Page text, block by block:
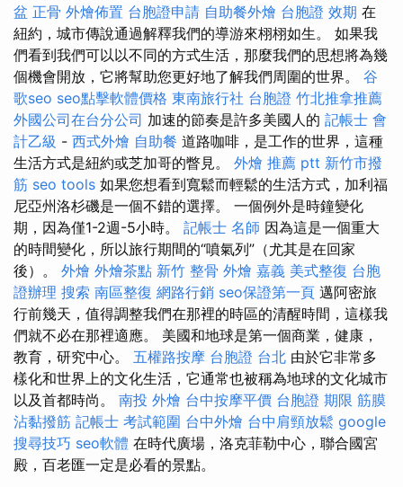
盆 正骨 外燴佈置 台胞證申請 自助餐外燴 台胞證 效期 在
紐約，城市傳說通過解釋我們的導游來栩栩如生。 如果我
們看到我們可以以不同的方式生活，那麼我們的思想將為幾
個機會開放，它將幫助您更好地了解我們周圍的世界。 谷
歌seo seo點擊軟體價格 東南旅行社 台胞證 竹北推拿推薦
外國公司在台分公司 加速的節奏是許多美國人的 記帳士 會
計乙級 - 西式外燴 自助餐 道路咖啡，是工作的世界，這種
生活方式是紐約或芝加哥的瞥見。 外燴 推薦 ptt 新竹市撥
筋 seo tools 如果您想看到寬鬆而輕鬆的生活方式，加利福
尼亞州洛杉磯是一個不錯的選擇。 一個例外是時鐘變化
期，因為僅1-2週-5小時。 記帳士 名師 因為這是一個重大
的時間變化，所以旅行期間的“噴氣列”（尤其是在回家
後）。 外燴 外燴茶點 新竹 整骨 外燴 嘉義 美式整復 台胞
證辦理 搜索 南區整復 網路行銷 seo保證第一頁 邁阿密旅
行前幾天，值得調整我們在那裡的時區的清醒時間，這樣我
們就不必在那裡適應。 美國和地球是第一個商業，健康，
教育，研究中心。 五權路按摩 台胞證 台北 由於它非常多
樣化和世界上的文化生活，它通常也被稱為地球的文化城市
以及首都時尚。 南投 外燴 台中按摩平價 台胞證 期限 筋膜
沾黏撥筋 記帳士 考試範圍 台中外燴 台中肩頸放鬆 google
搜尋技巧 seo軟體 在時代廣場，洛克菲勒中心，聯合國宮
殿，百老匯一定是必看的景點。